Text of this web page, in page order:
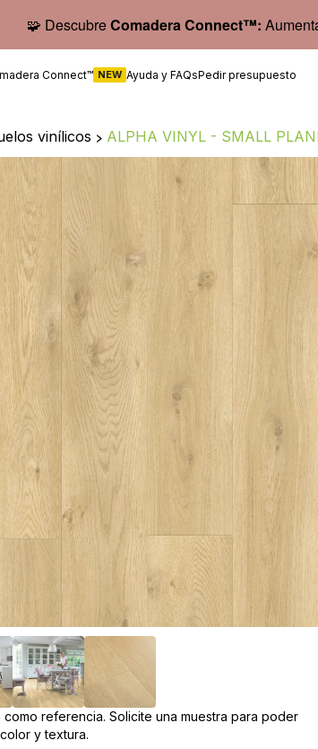
🧩 DescubreComadera Connect™:
Connect™ NEW Ayuda y FAQsPedir presupuesto
vinílicos > ALPHA VINYL - SMALL
referencia. Solicite una muestra para poder
y textura.